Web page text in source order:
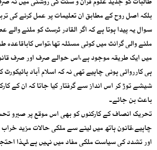
بلکہ اصل روح کے مطابق ان تعلیمات پر عمل کرنے کی
سوال یہ پیدا ہوتا ہے کہ اگر القادر ٹرسٹ کو ملنے والے
ملنے والی گرانٹ میں کوئی مسئلہ تھا،تواس کاباقاعدہ
میں ایک طریقہ موجود ہے،اس حوالے صرف اور صرف
ہی کارروائی ہونی چاہیے تھی نہ کہ اسلام آباد
شیشے توڑ کر اس انداز سے گرفتار کیا جاتا کہ ان کے
باعث بن جائے۔
تحریک انصاف کے کارکنوں کو بھی اس موقع پر صبرو
چاہیے،قانون ہاتھ میں لینے سے ملکی حالات مزید خراب
اور تشدد کی سیاست ملکی مفاد میں نہیں ہے،لہذا